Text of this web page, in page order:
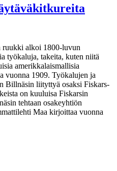
ruukki alkoi 1800-luvun
työkaluja, takeita, kuten niitä
amerikkalaismallisia
vuonna 1909. Työkalujen ja
Billnäsin liityttyä osaksi Fiskars-
on kuuluisa Fiskarsin
tehtaan osakeyhtiön
Maa kirjoittaa vuonna